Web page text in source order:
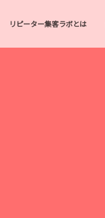
リピーター集客ラボとは